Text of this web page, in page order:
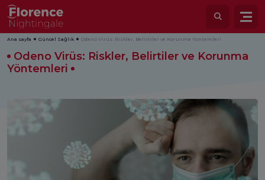
Ana sayfa Güncel Sağlık Odeno Virüs: Riskler, Belirtiler ve Korunma Yöntemleri
Odeno Virüs: Riskler, Belirtiler ve Korunma
Yöntemleri